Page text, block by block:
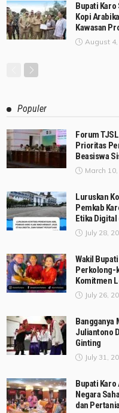
Bupati
Kopi
Kawasan
August 4,
Populer
Forum
Prioritas
Beasiswa
March
Luruskan
Pemkab
Etika
July 28,
Wakil
Perkolong-
Komitmen
July 26,
Bangganya
Juliantono
Ginting
July 31,
Bupati Karo
Negara
dan